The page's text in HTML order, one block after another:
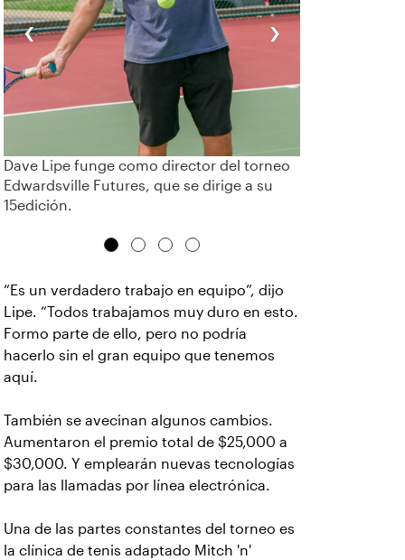
‹
Dave Lipe funge como director del torneo
Edwardsville Futures, que se dirige a su
15edición.
›
“Es un verdadero trabajo en equipo”, dijo
Lipe. “Todos trabajamos muy duro en esto.
Formo parte de ello, pero no podría
hacerlo sin el gran equipo que tenemos
aquí.
También se avecinan algunos cambios.
Aumentaron el premio total de $25,000 a
$30,000. Y emplearán nuevas tecnologías
para las llamadas por línea electrónica.
Una de las partes constantes del torneo es
la clínica de tenis adaptado Mitch 'n'